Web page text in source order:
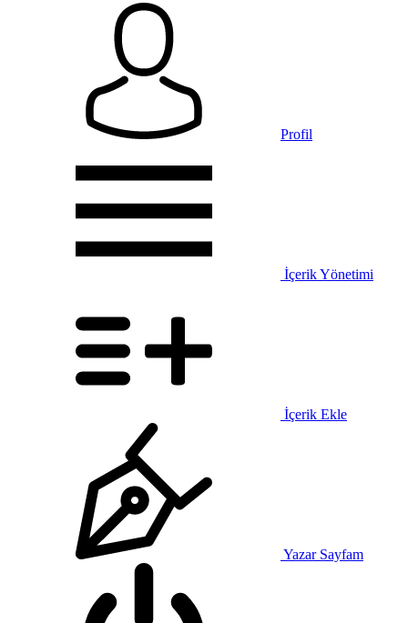
Profil
İçerik Yönetimi
İçerik Ekle
Yazar Sayfam